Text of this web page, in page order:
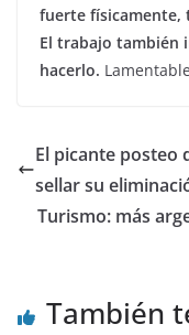
fuerte físicamente,
El trabajo también
hacerlo.
El picante posteo
sellar su
Turismo: más
También